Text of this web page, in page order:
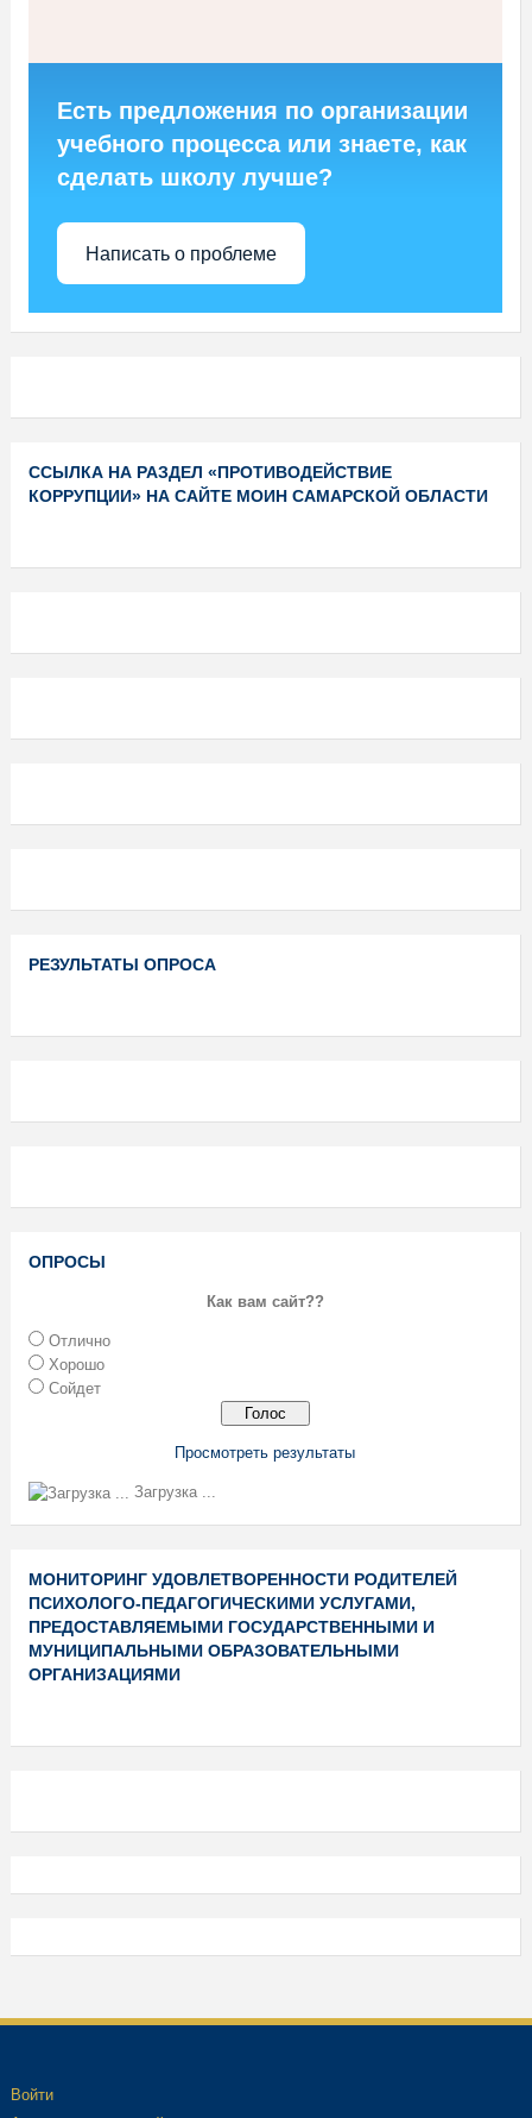
Есть предложения по организации
учебного процесса или знаете, как
сделать школу лучше?
Написать о проблеме
ССЫЛКА НА РАЗДЕЛ «ПРОТИВОДЕЙСТВИЕ
КОРРУПЦИИ» НА САЙТЕ МОИН САМАРСКОЙ ОБЛАСТИ
РЕЗУЛЬТАТЫ ОПРОСА
ОПРОСЫ
Как вам сайт??
Отлично
Хорошо
Сойдет
Просмотреть результаты
Загрузка ...
МОНИТОРИНГ УДОВЛЕТВОРЕННОСТИ РОДИТЕЛЕЙ
ПСИХОЛОГО-ПЕДАГОГИЧЕСКИМИ УСЛУГАМИ,
ПРЕДОСТАВЛЯЕМЫМИ ГОСУДАРСТВЕННЫМИ И
МУНИЦИПАЛЬНЫМИ ОБРАЗОВАТЕЛЬНЫМИ
ОРГАНИЗАЦИЯМИ
Войти